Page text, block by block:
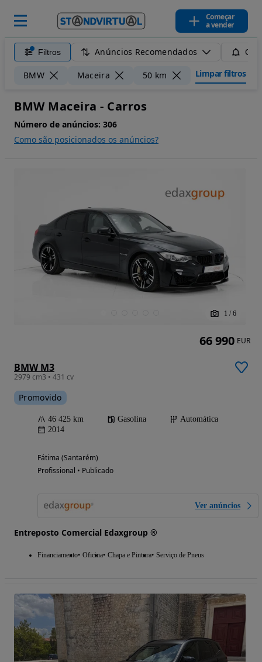
Começar
a vender
Filtros Anúncios Recomendados
BMW Maceira 50 km Limpar filtros
BMW Maceira - Carros
Número de anúncios: 306
Como são posicionados os anúncios?
1 / 6
BMW M3
2979 cm3 • 431 cv
Promovido
46 425 km Gasolina
Automática
2014
Fátima (Santarém)
Profissional • Publicado
Ver anúncios
Entreposto Comercial Edaxgroup ®
Financiamento Oficina Chapa e Pintura Serviço de Pneus
66 990 EUR